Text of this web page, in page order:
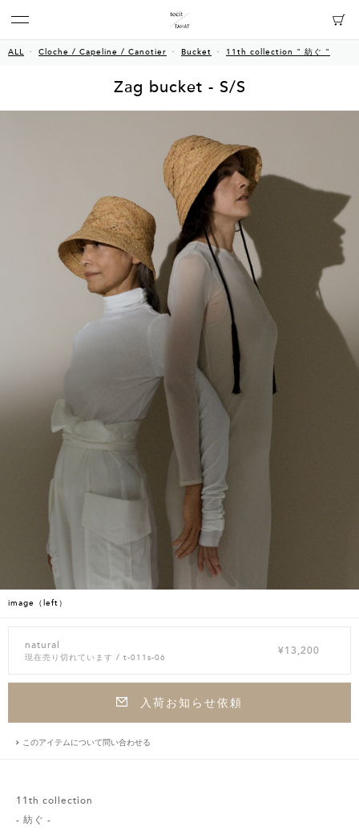
ALL Cloche / Capeline / Canotier Bucket 11th collection " 紡ぐ "
Zag bucket - S/S
image（left）
natural
現在売り切れています / t-011s-06
¥13,200
入荷お知らせ依頼
このアイテムについて問い合わせる
11th collection
- 紡ぐ -